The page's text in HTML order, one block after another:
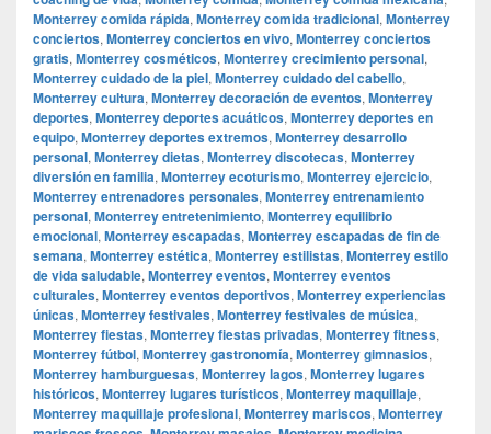
Monterrey comida rápida, Monterrey comida tradicional, Monterrey
conciertos, Monterrey conciertos en vivo, Monterrey conciertos
gratis, Monterrey cosméticos, Monterrey crecimiento personal,
Monterrey cuidado de la piel, Monterrey cuidado del cabello,
Monterrey cultura, Monterrey decoración de eventos, Monterrey
deportes, Monterrey deportes acuáticos, Monterrey deportes en
equipo, Monterrey deportes extremos, Monterrey desarrollo
personal, Monterrey dietas, Monterrey discotecas, Monterrey
diversión en familia, Monterrey ecoturismo, Monterrey ejercicio,
Monterrey entrenadores personales, Monterrey entrenamiento
personal, Monterrey entretenimiento, Monterrey equilibrio
emocional, Monterrey escapadas, Monterrey escapadas de fin de
semana, Monterrey estética, Monterrey estilistas, Monterrey estilo
de vida saludable, Monterrey eventos, Monterrey eventos
culturales, Monterrey eventos deportivos, Monterrey experiencias
únicas, Monterrey festivales, Monterrey festivales de música,
Monterrey fiestas, Monterrey fiestas privadas, Monterrey fitness,
Monterrey fútbol, Monterrey gastronomía, Monterrey gimnasios,
Monterrey hamburguesas, Monterrey lagos, Monterrey lugares
históricos, Monterrey lugares turísticos, Monterrey maquillaje,
Monterrey maquillaje profesional, Monterrey mariscos, Monterrey